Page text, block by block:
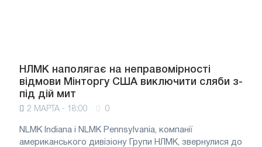
НЛМК наполягає на неправомірності
відмови Мінторгу США виключити сляби з-
під дій мит
2 МАРТА - 18:00 0
NLMK Indiana і NLMK Pennsylvania, компанії
американського дивізіону Групи НЛМК, звернулися до